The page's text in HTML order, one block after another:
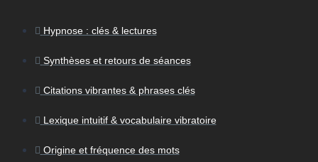
Hypnose : clés & lectures
Synthèses et retours de séances
Citations vibrantes & phrases clés
Lexique intuitif & vocabulaire vibratoire
Origine et fréquence des mots